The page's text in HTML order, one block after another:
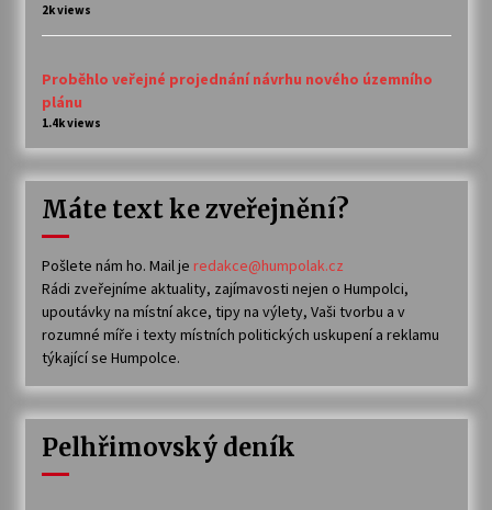
2k views
Proběhlo veřejné projednání návrhu nového územního
plánu
1.4k views
Máte text ke zveřejnění?
Pošlete nám ho. Mail je redakce@humpolak.cz
Rádi zveřejníme aktuality, zajímavosti nejen o Humpolci,
upoutávky na místní akce, tipy na výlety, Vaši tvorbu a v
rozumné míře i texty místních politických uskupení a reklamu
týkající se Humpolce.
Pelhřimovský deník